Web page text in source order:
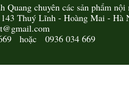
Quang chuyên các sản phẩm
Thuý Lĩnh - Hoàng Mai - Hà
hoặc 0936 034 669